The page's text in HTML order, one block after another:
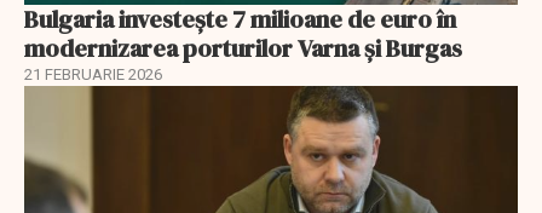
Bulgaria investește 7 milioane de euro în
modernizarea porturilor Varna și Burgas
21 FEBRUARIE 2026